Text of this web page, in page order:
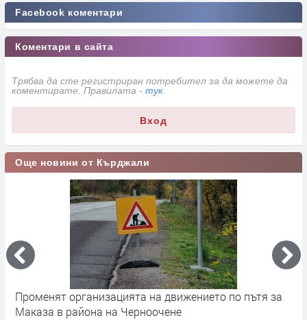
Facebook коментари
Коментари в сайта
Трябва да сте регистриран потребител за да можете да
коментирате. Правилата - тук
Вход
Още новини от Кърджали
Променят организацията на движението по пътя за
Маказа в района на Черноочене